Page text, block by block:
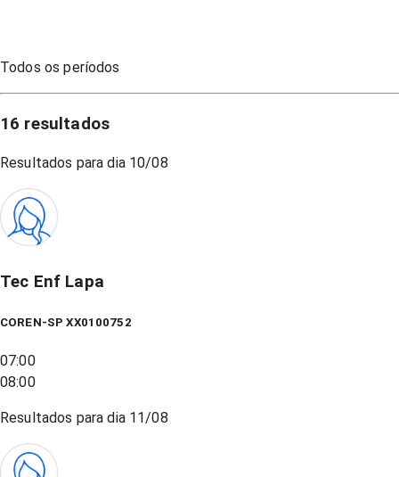
Todos os períodos
16 resultados
Resultados para dia 10/08
Tec Enf Lapa
COREN-SP XX0100752
07:00
08:00
Resultados para dia 11/08